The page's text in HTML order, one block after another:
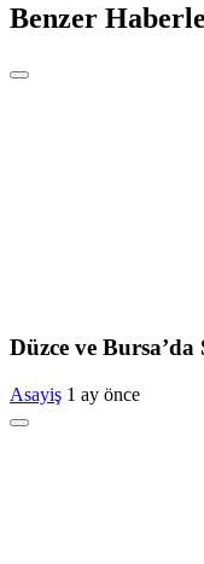
Benzer
Düzce ve
Asayiş 1 ay önce